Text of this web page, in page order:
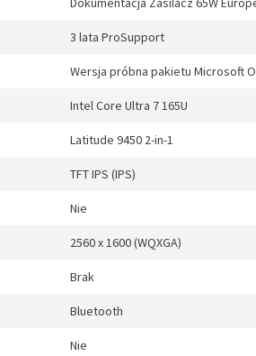
3 lata ProSupport
Wersja próbna pakietu Microsoft
Intel Core Ultra 7 165U
Latitude 9450 2-in-1
TFT IPS (IPS)
Nie
2560 x 1600 (WQXGA)
Brak
Bluetooth
Nie